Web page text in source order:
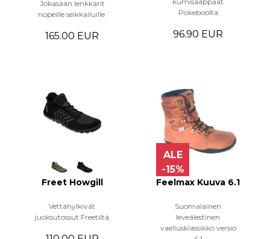
Jokasään lenkkarit
nopeille seikkailuille
165.00 EUR
Pokeboolta
96.90 EUR
Freet Howgill
Vettähylkivät
juoksutossut Freetiltä
ALE
-15%
Feelmax Kuuva 6.1
Suomalainen
leveälestinen
vaellusklassikko versio